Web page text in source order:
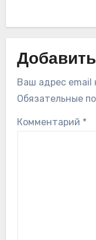
Ваш адрес email
Обязательные
Комментарий *